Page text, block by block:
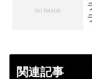
関連記事